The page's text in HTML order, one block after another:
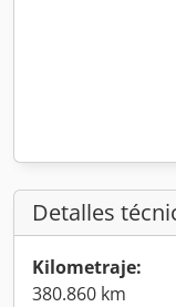
Detalles
Kilometraje:
380.860 km